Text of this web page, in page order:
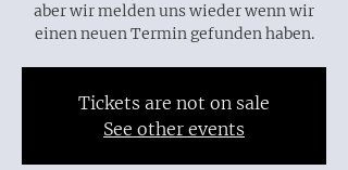
aber wir melden uns wieder wenn wir
einen neuen Termin gefunden haben.
Tickets are not on sale
See other events